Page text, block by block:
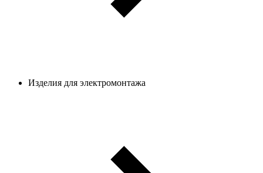
Изделия для электромонтажа